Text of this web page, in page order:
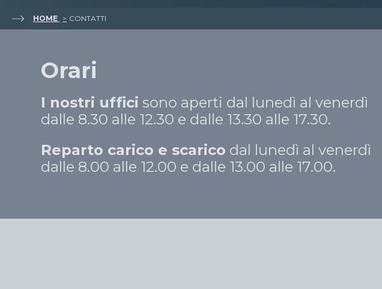
HOME CONTATTI
Orari
I nostri uffici sono aperti dal lunedì al venerdì
dalle 8.30 alle 12.30 e dalle 13.30 alle 17.30.
Reparto carico e scarico dal lunedì al venerdì
dalle 8.00 alle 12.00 e dalle 13.00 alle 17.00.